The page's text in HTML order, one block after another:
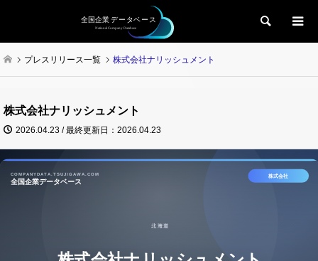
検索
プレスリリース一覧 株式会社ナリッシュメント
株式会社ナリッシュメント
2026.04.23 / 最終更新日：2026.04.23